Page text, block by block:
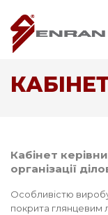
Кабінет
організації
Особливістю
покрита глянцевим